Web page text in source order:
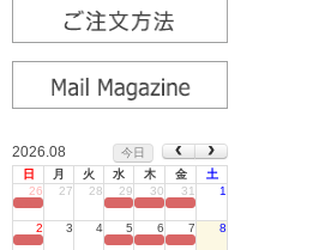
2026.08
今日
日
月 火 水 木 金
土
26
27 28 29 30 31 1
2 3 4 5 6 7 8